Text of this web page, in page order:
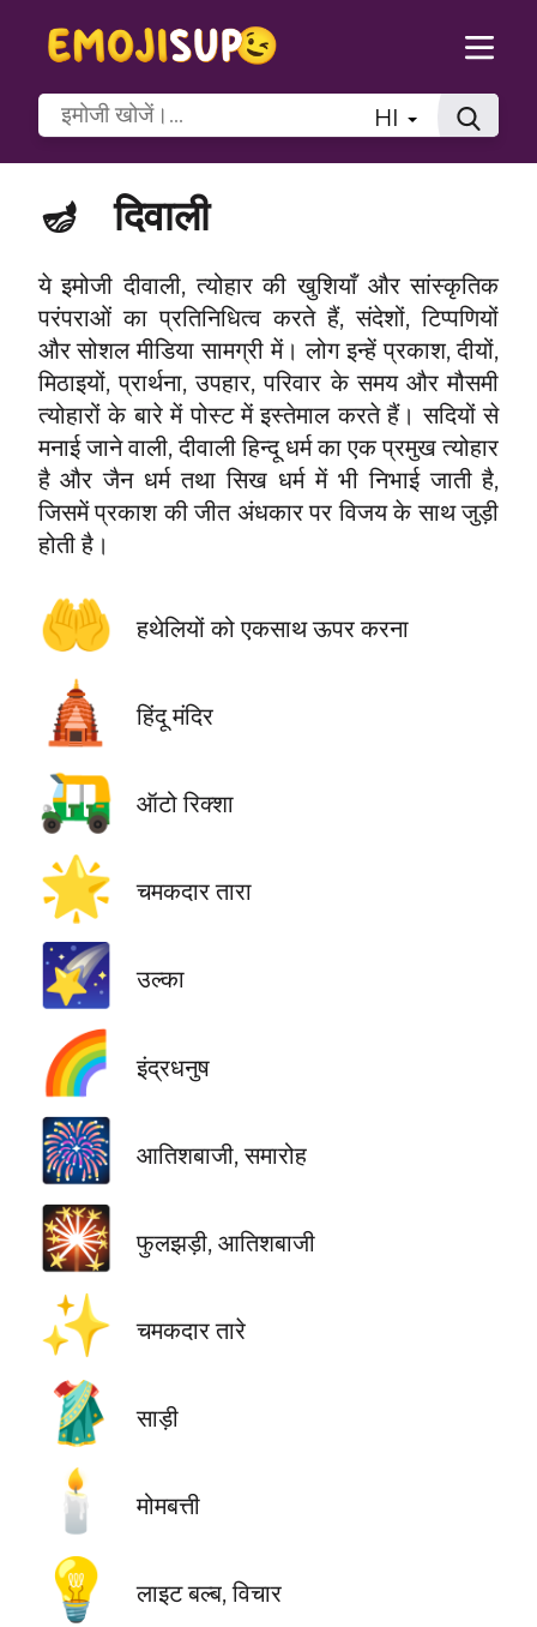
HI
🪔 दिवाली
ये इमोजी दीवाली, त्योहार की खुशियाँ और सांस्कृतिक
परंपराओं का प्रतिनिधित्व करते हैं, संदेशों, टिप्पणियों
और सोशल मीडिया सामग्री में। लोग इन्हें प्रकाश, दीयों,
मिठाइयों, प्रार्थना, उपहार, परिवार के समय और मौसमी
त्योहारों के बारे में पोस्ट में इस्तेमाल करते हैं। सदियों से
मनाई जाने वाली, दीवाली हिन्दू धर्म का एक प्रमुख त्योहार
है और जैन धर्म तथा सिख धर्म में भी निभाई जाती है,
जिसमें प्रकाश की जीत अंधकार पर विजय के साथ जुड़ी
होती है।
🤲 हथेलियों को एकसाथ ऊपर करना
🛕 हिंदू मंदिर
🛺 ऑटो रिक्शा
🌟 चमकदार तारा
🌠 उल्का
🌈 इंद्रधनुष
🎆 आतिशबाजी, समारोह
🎇 फुलझड़ी, आतिशबाजी
✨ चमकदार तारे
🥻 साड़ी
🕯️ मोमबत्ती
💡 लाइट बल्ब, विचार